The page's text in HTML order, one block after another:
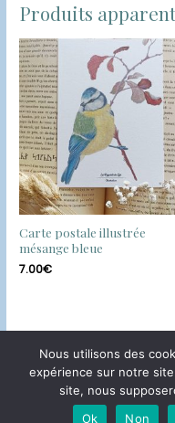
Produits
Carte postale illustrée
mésange bleue
7.00€
Copyright © 2026Les
Nous utilisons des
expérience sur notre
site, nous
Ok
Non